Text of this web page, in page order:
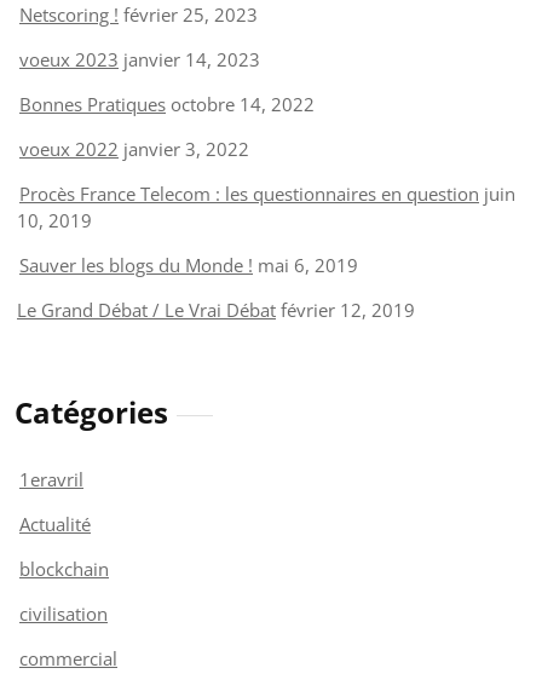
Netscoring ! février 25, 2023
voeux 2023 janvier 14, 2023
Bonnes Pratiques octobre 14, 2022
voeux 2022 janvier 3, 2022
Procès France Telecom : les questionnaires en question juin
10, 2019
Sauver les blogs du Monde ! mai 6, 2019
Le Grand Débat / Le Vrai Débat février 12, 2019
Catégories
1eravril
Actualité
blockchain
civilisation
commercial